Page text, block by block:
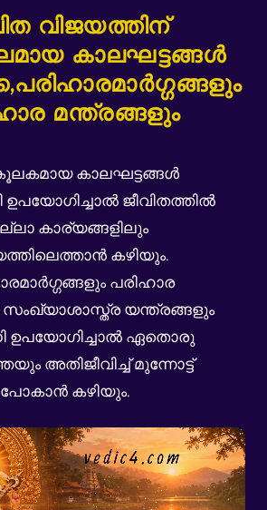
വിജയത്തിന്
കാലഘട്ടങ്ങൾ
മന്ത്രങ്ങളും
കാലഘട്ടങ്ങൾ
ജീവിതത്തിൽ
കാര്യങ്ങളിലും
കഴിയും.
പരിഹാര
സംഖ്യാശാസ്ത്ര യന്ത്രങ്ങളും
ഉപയോഗിച്ചാൽ ഏതൊരു
അതിജീവിച്ച് മുന്നോട്ട്
പോകാൻ കഴിയും.